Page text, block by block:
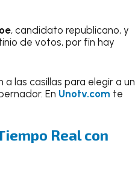
, candidato republicano, y
de votos, por fin hay
las casillas para elegir a un
En Unotv.com te
Real con